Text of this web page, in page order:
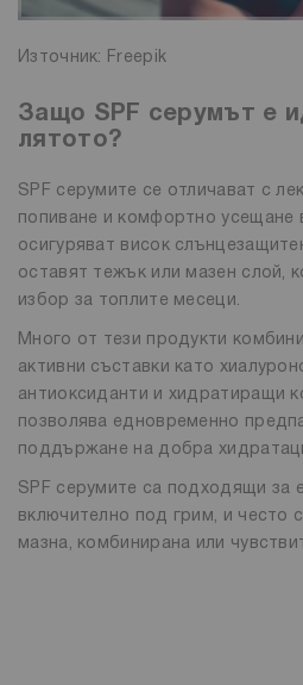
Източник: Freepik
Защо SPF серумът е
лятото?
SPF серумите се отличават с
попиване и комфортно усещане
осигуряват висок
оставят тежък или мазен слой,
избор за топлите месеци.
Много от тези продукти
активни съставки като
антиоксиданти и хидратиращи
позволява едновременно
поддържане на добра
SPF серумите са подходящи за
включително под грим, и често
мазна, комбинирана или